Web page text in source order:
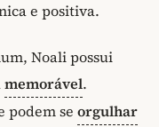
e positiva.
Noali possui
memorável.
podem se orgulhar